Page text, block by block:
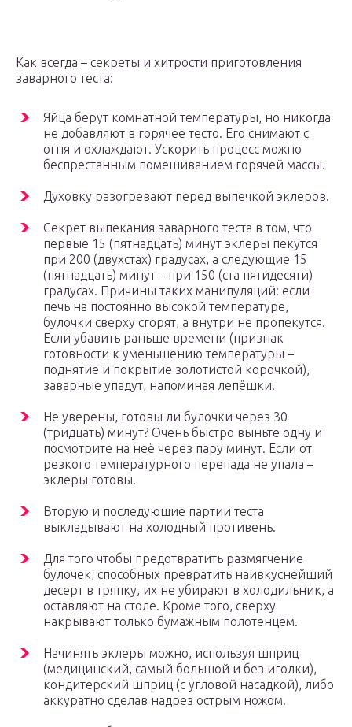
Как всегда – секреты и хитрости приготовления
заварного теста:
Яйца берут комнатной температуры, но никогда
не добавляют в горячее тесто. Его снимают с
огня и охлаждают. Ускорить процесс можно
беспрестанным помешиванием горячей массы.
Духовку разогревают перед выпечкой эклеров.
Секрет выпекания заварного теста в том, что
первые 15 (пятнадцать) минут эклеры пекутся
при 200 (двухстах) градусах, а следующие 15
(пятнадцать) минут – при 150 (ста пятидесяти)
градусах. Причины таких манипуляций: если
печь на постоянно высокой температуре,
булочки сверху сгорят, а внутри не пропекутся.
Если убавить раньше времени (признак
готовности к уменьшению температуры –
поднятие и покрытие золотистой корочкой),
заварные упадут, напоминая лепёшки.
Не уверены, готовы ли булочки через 30
(тридцать) минут? Очень быстро выньте одну и
посмотрите на неё через пару минут. Если от
резкого температурного перепада не упала –
эклеры готовы.
Вторую и последующие партии теста
выкладывают на холодный противень.
Для того чтобы предотвратить размягчение
булочек, способных превратить наивкуснейший
десерт в тряпку, их не убирают в холодильник, а
оставляют на столе. Кроме того, сверху
накрывают только бумажным полотенцем.
Начинять эклеры можно, используя шприц
(медицинский, самый большой и без иголки),
кондитерский шприц (с угловой насадкой), либо
аккуратно сделав надрез острым ножом.